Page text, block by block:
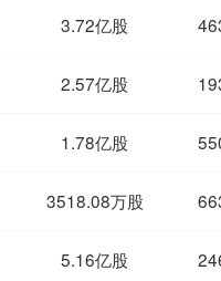
3.72亿股
2.57亿股
1.78亿股
3518.08万股
5.16亿股